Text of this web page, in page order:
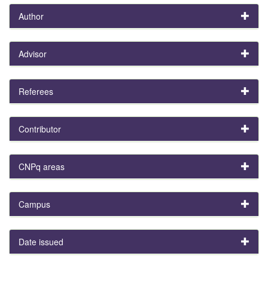
Author
Advisor
Referees
Contributor
CNPq areas
Campus
Date issued